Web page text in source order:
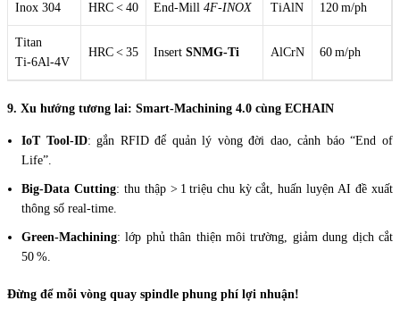
Inox 304 HRC < 40 End‑Mill 4F‑INOX TiAlN 120 m/ph
Titan
Ti‑6Al‑4V
HRC < 35 Insert SNMG‑Ti AlCrN 60 m/ph
9. Xu hướng tương lai: Smart‑Machining 4.0 cùng ECHAIN
IoT Tool‑ID: gắn RFID để quản lý vòng đời dao, cảnh báo “End of
Life”.
Big‑Data Cutting: thu thập > 1 triệu chu kỳ cắt, huấn luyện AI đề xuất
thông số real‑time.
Green‑Machining: lớp phủ thân thiện môi trường, giảm dung dịch cắt
50 %.
Đừng để mỗi vòng quay spindle phung phí lợi nhuận!